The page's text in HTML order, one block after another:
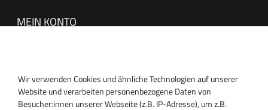
MEIN KONTO
SUPPORT
Inhaber:
Wir verwenden Cookies und ähnliche Technologien auf unserer
Website und verarbeiten personenbezogene Daten von
Besucher:innen unserer Webseite (z.B. IP-Adresse), um z.B.